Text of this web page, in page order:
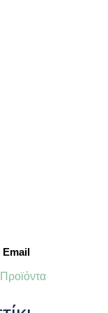
Email
Προϊόντα